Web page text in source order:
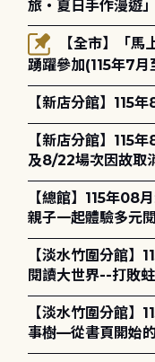
旅・夏日手作漫遊
報名
踴躍參加(115年7月
【新店分館】115
【新店分館】115
及8/22場次因故取
主)
【總館】115年08
親子一起體驗多元
【淡水竹圍分館】
閱讀大世界--打敗
護全攻略》
【淡水竹圍分館】
事樹—從書頁開始
電章魚》